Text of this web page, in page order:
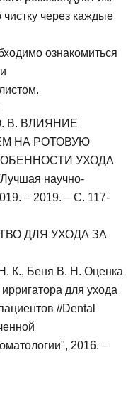
через каждые
ознакомиться
В. ВЛИЯНИЕ
НА РОТОВУЮ
УХОДА
научно-
– 2019. – С. 117-
ДЛЯ УХОДА ЗА
К., Беня В. Н. Оценка
для ухода
//Dental
2016. –
время